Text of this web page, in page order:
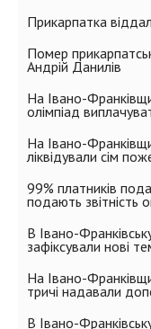
Прикарпатка
Помер
Андрій Данилів
На Івано-
олімпіад
На Івано-
ліквідували сім
99% платників
подають звітність
В Івано-
зафіксували нові
На Івано-
тричі надавали
В Івано-